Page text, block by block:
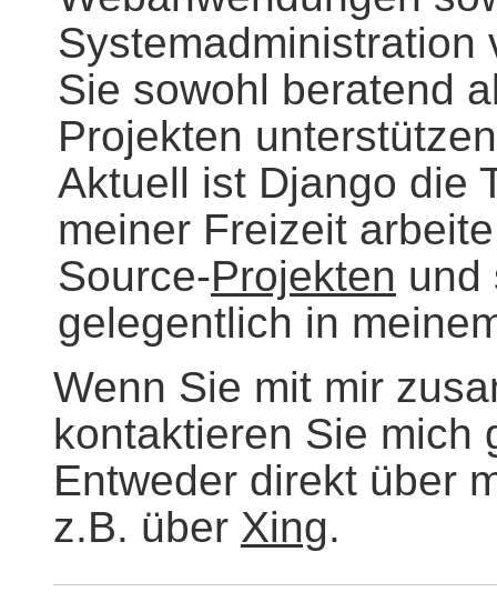
Sie sowohl beratend
Projekten
Aktuell ist Django die
meiner Freizeit
Source-Projekten und
gelegentlich in
Wenn Sie mit mir
kontaktieren Sie mich
Entweder direkt über
z.B. über Xing.